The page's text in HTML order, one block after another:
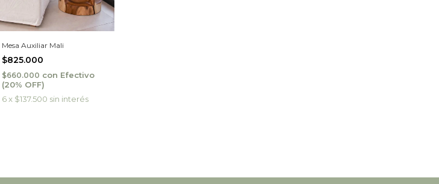
Mesa Auxiliar Mali
$825.000
$660.000 con Efectivo
6 x $137.500 sin interés